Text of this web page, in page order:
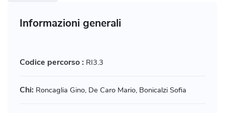
Informazioni generali
Codice percorso : RI3.3
Chi: Roncaglia Gino, De Caro Mario, Bonicalzi Sofia